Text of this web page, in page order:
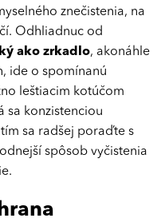
znečistenia, na
Odhliadnuc od
ako zrkadlo, akonáhle
ide o spomínanú
leštiacim kotúčom
sa konzistenciou
sa radšej poraďte s
spôsob vyčistenia